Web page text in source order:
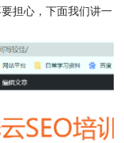
担心，下面我们讲一